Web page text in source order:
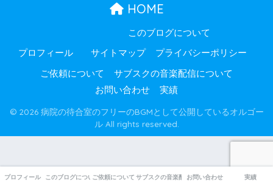
HOME
プロフィール
このブログについて
サイトマップ プライバシーポリシー
ご依頼について
サブスクの音楽配信について
お問い合わせ
実績
© 2026 病院の待合室のフリーのBGMとして公開しているオルゴー
ル All rights reserved.
プロフィール このブログについてご依頼について サブスクの音楽配信について
お問い合わせ 実績
1786284041